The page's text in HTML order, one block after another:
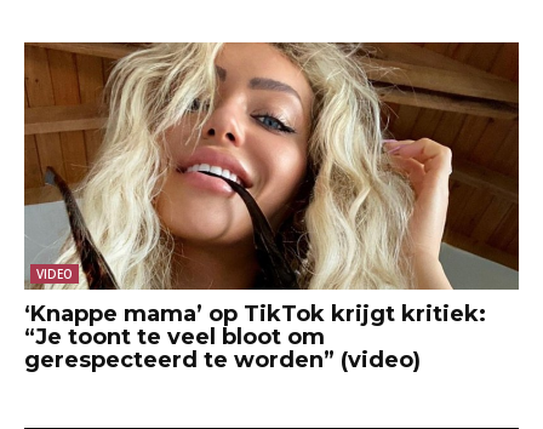
VIDEO
‘Knappe mama’ op TikTok krijgt kritiek:
“Je toont te veel bloot om
gerespecteerd te worden” (video)